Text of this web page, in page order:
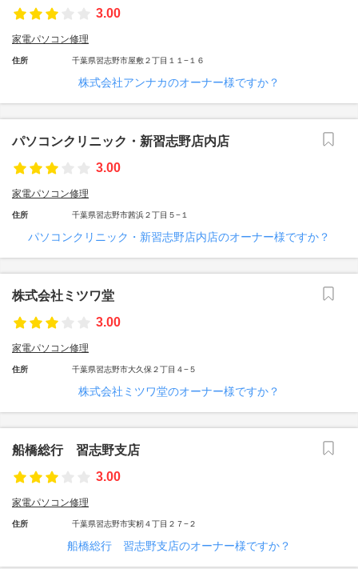
3.00
家電パソコン修理
住所 千葉県習志野市屋敷２丁目１１−１６
株式会社アンナカのオーナー様ですか？
パソコンクリニック・新習志野店内店
3.00
家電パソコン修理
住所 千葉県習志野市茜浜２丁目５−１
パソコンクリニック・新習志野店内店のオーナー様ですか？
株式会社ミツワ堂
3.00
家電パソコン修理
住所 千葉県習志野市大久保２丁目４−５
株式会社ミツワ堂のオーナー様ですか？
船橋総行 習志野支店
3.00
家電パソコン修理
住所 千葉県習志野市実籾４丁目２７−２
船橋総行 習志野支店のオーナー様ですか？